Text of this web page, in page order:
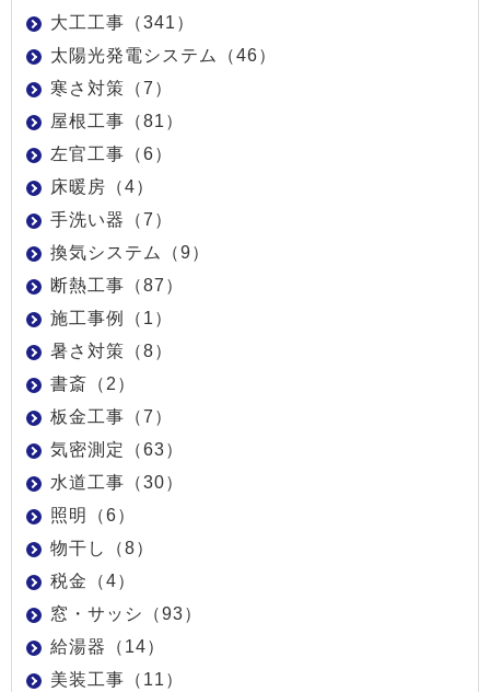
大工工事（341）
太陽光発電システム（46）
寒さ対策（7）
屋根工事（81）
左官工事（6）
床暖房（4）
手洗い器（7）
換気システム（9）
断熱工事（87）
施工事例（1）
暑さ対策（8）
書斎（2）
板金工事（7）
気密測定（63）
水道工事（30）
照明（6）
物干し（8）
税金（4）
窓・サッシ（93）
給湯器（14）
美装工事（11）